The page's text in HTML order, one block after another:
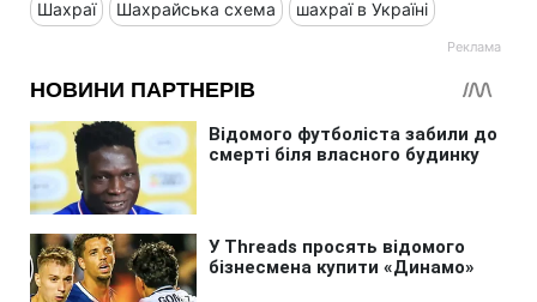
Шахраї Шахрайська схема шахраї в Україні